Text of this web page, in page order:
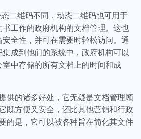
二维码不同，动态二维码也可用于
工作的政府机构的文档管理。这也
全性，并可在需要时轻松访问。通
成到他们的系统中，政府机构可以
中存储的所有文档上的时间和成
供的诸多好处，它无疑是文档管理顾
既方便又安全，还比其他营销和行政
的是，它可以被各种旨在简化其文件